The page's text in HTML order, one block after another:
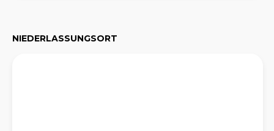
NIEDERLASSUNGSORT